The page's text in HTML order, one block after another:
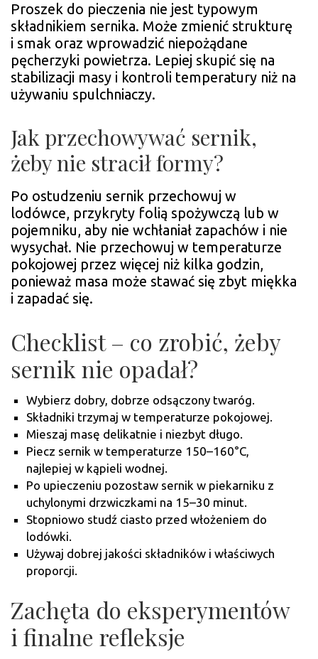
Proszek do pieczenia nie jest typowym
składnikiem sernika. Może zmienić strukturę
i smak oraz wprowadzić niepożądane
pęcherzyki powietrza. Lepiej skupić się na
stabilizacji masy i kontroli temperatury niż na
używaniu spulchniaczy.
Jak przechowywać sernik,
żeby nie stracił formy?
Po ostudzeniu sernik przechowuj w
lodówce, przykryty folią spożywczą lub w
pojemniku, aby nie wchłaniał zapachów i nie
wysychał. Nie przechowuj w temperaturze
pokojowej przez więcej niż kilka godzin,
ponieważ masa może stawać się zbyt miękka
i zapadać się.
Checklist – co zrobić, żeby
sernik nie opadał?
Wybierz dobry, dobrze odsączony twaróg.
Składniki trzymaj w temperaturze pokojowej.
Mieszaj masę delikatnie i niezbyt długo.
Piecz sernik w temperaturze 150–160°C,
najlepiej w kąpieli wodnej.
Po upieczeniu pozostaw sernik w piekarniku z
uchylonymi drzwiczkami na 15–30 minut.
Stopniowo studź ciasto przed włożeniem do
lodówki.
Używaj dobrej jakości składników i właściwych
proporcji.
Zachęta do eksperymentów
i finalne refleksje